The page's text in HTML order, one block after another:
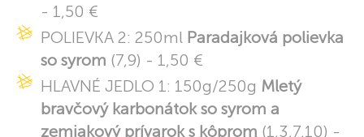
- 1,50 €
POLIEVKA 2: 250ml Paradajková polievka
so syrom (7,9) - 1,50 €
HLAVNÉ JEDLO 1: 150g/250g Mletý
bravčový karbonátok so syrom a
zemiakový prívarok s kôprom (1,3,7,10) -